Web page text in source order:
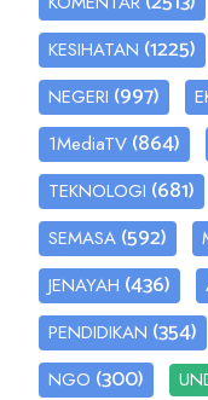
KESIHATAN (1225)
NEGERI (997)
1MediaTV (864)
TEKNOLOGI (681)
SEMASA (592)
JENAYAH (436)
PENDIDIKAN (354)
NGO (300)